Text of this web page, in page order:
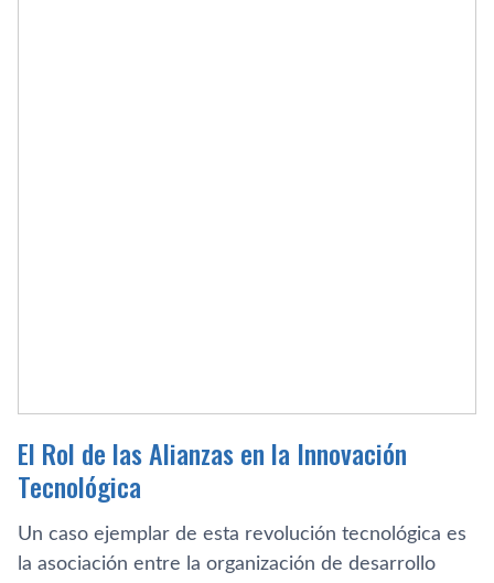
El Rol de las Alianzas en la Innovación
Tecnológica
Un caso ejemplar de esta revolución tecnológica es
la asociación entre la organización de desarrollo